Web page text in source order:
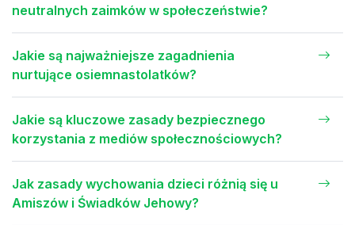
neutralnych zaimków w społeczeństwie?
Jakie są najważniejsze zagadnienia
nurtujące osiemnastolatków?
Jakie są kluczowe zasady bezpiecznego
korzystania z mediów społecznościowych?
Jak zasady wychowania dzieci różnią się u
Amiszów i Świadków Jehowy?